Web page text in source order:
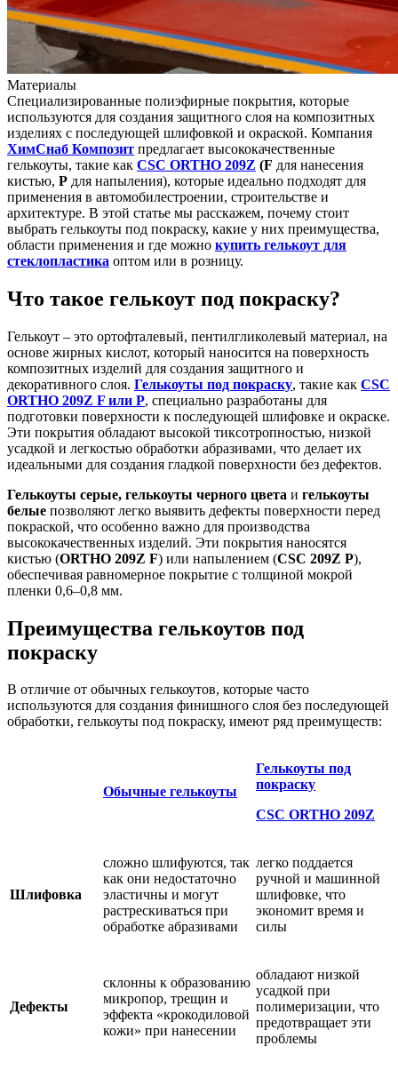
Материалы
Специализированные полиэфирные покрытия, которые
используются для создания защитного слоя на композитных
изделиях с последующей шлифовкой и окраской. Компания
ХимСнаб Композит предлагает высококачественные
гелькоуты, такие как CSC ORTHO 209Z (F для нанесения
кистью, P для напыления), которые идеально подходят для
применения в автомобилестроении, строительстве и
архитектуре. В этой статье мы расскажем, почему стоит
выбрать гелькоуты под покраску, какие у них преимущества,
области применения и где можно купить гелькоут для
стеклопластика оптом или в розницу.
Что такое гелькоут под покраску?
Гелькоут – это ортофталевый, пентилгликолевый материал, на
основе жирных кислот, который наносится на поверхность
композитных изделий для создания защитного и
декоративного слоя. Гелькоуты под покраску, такие как CSC
ORTHO 209Z F или P, специально разработаны для
подготовки поверхности к последующей шлифовке и окраске.
Эти покрытия обладают высокой тиксотропностью, низкой
усадкой и легкостью обработки абразивами, что делает их
идеальными для создания гладкой поверхности без дефектов.
Гелькоуты серые, гелькоуты черного цвета и гелькоуты
белые позволяют легко выявить дефекты поверхности перед
покраской, что особенно важно для производства
высококачественных изделий. Эти покрытия наносятся
кистью (ORTHO 209Z F) или напылением (CSC 209Z P),
обеспечивая равномерное покрытие с толщиной мокрой
пленки 0,6–0,8 мм.
Преимущества гелькоутов под
покраску
В отличие от обычных гелькоутов, которые часто
используются для создания финишного слоя без последующей
обработки, гелькоуты под покраску, имеют ряд преимуществ:
Обычные гелькоуты
Гелькоуты под
покраску
CSC ORTHO 209Z
Шлифовка
сложно шлифуются, так
как они недостаточно
эластичны и могут
растрескиваться при
обработке абразивами
легко поддается
ручной и машинной
шлифовке, что
экономит время и
силы
Дефекты
склонны к образованию
микропор, трещин и
эффекта «крокодиловой
кожи» при нанесении
обладают низкой
усадкой при
полимеризации, что
предотвращает эти
проблемы